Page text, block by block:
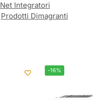
Net Integratori
Prodotti Dimagranti
-16%